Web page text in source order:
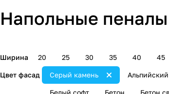
Напольные
Ширина 20 25 30 35 40 45
Цвет фасад
Белый софт Бетон Бетон
Серый камень